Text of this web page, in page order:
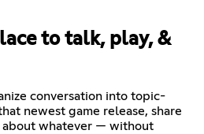
to talk, play, &
conversation into topic-
newest game release, share
about whatever — without